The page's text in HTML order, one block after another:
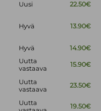
Uusi
22.50€
Hyvä 13.90€
Hyvä 14.90€
Uutta
vastaava
15.90€
Uutta
vastaava
23.50€
Uutta
19.50€